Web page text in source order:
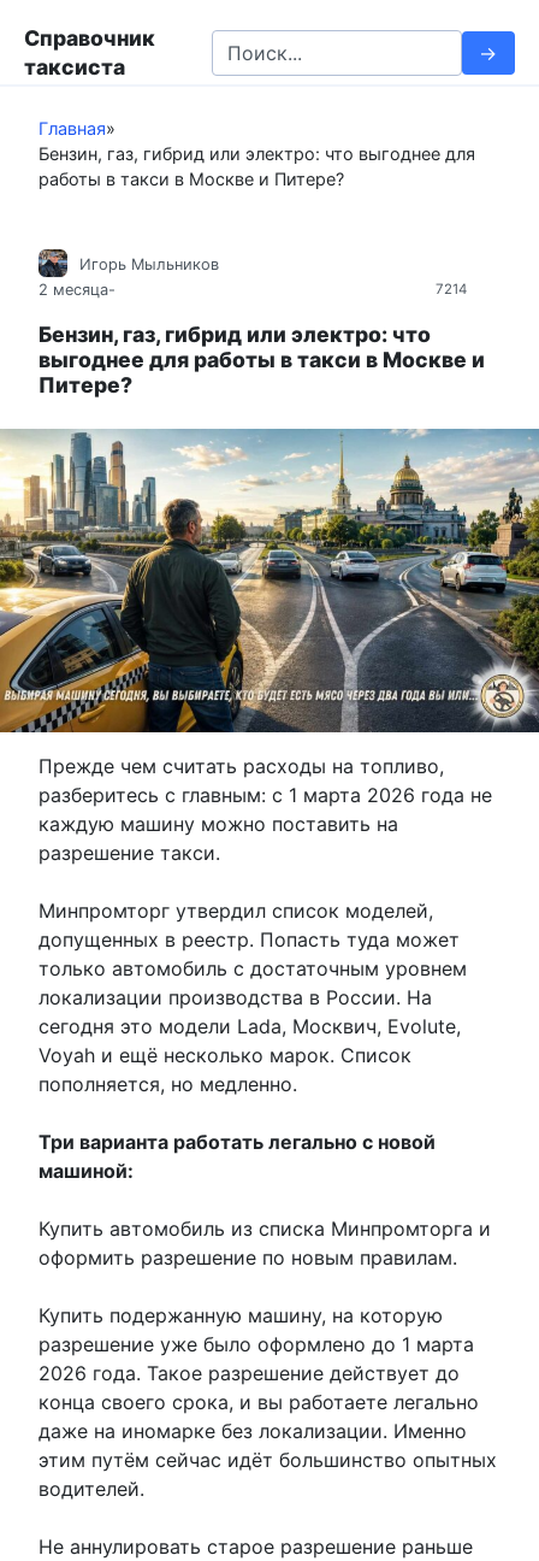
у
Справочник
таксиста
e
c
h
r
Главная»
Бензин, газ, гибрид или электро: что выгоднее для
работы в такси в Москве и Питере?
7214
Игорь Мыльников
2 месяца-
Бензин, газ, гибрид или электро: что
выгоднее для работы в такси в Москве и
Питере?
Прежде чем считать расходы на топливо,
разберитесь с главным: с 1 марта 2026 года не
каждую машину можно поставить на
разрешение такси.
Минпромторг утвердил список моделей,
допущенных в реестр. Попасть туда может
только автомобиль с достаточным уровнем
локализации производства в России. На
сегодня это модели Lada, Москвич, Evolute,
Voyah и ещё несколько марок. Список
пополняется, но медленно.
Три варианта работать легально с новой
машиной:
Купить автомобиль из списка Минпромторга и
оформить разрешение по новым правилам.
Купить подержанную машину, на которую
разрешение уже было оформлено до 1 марта
2026 года. Такое разрешение действует до
конца своего срока, и вы работаете легально
даже на иномарке без локализации. Именно
этим путём сейчас идёт большинство опытных
водителей.
Не аннулировать старое разрешение раньше